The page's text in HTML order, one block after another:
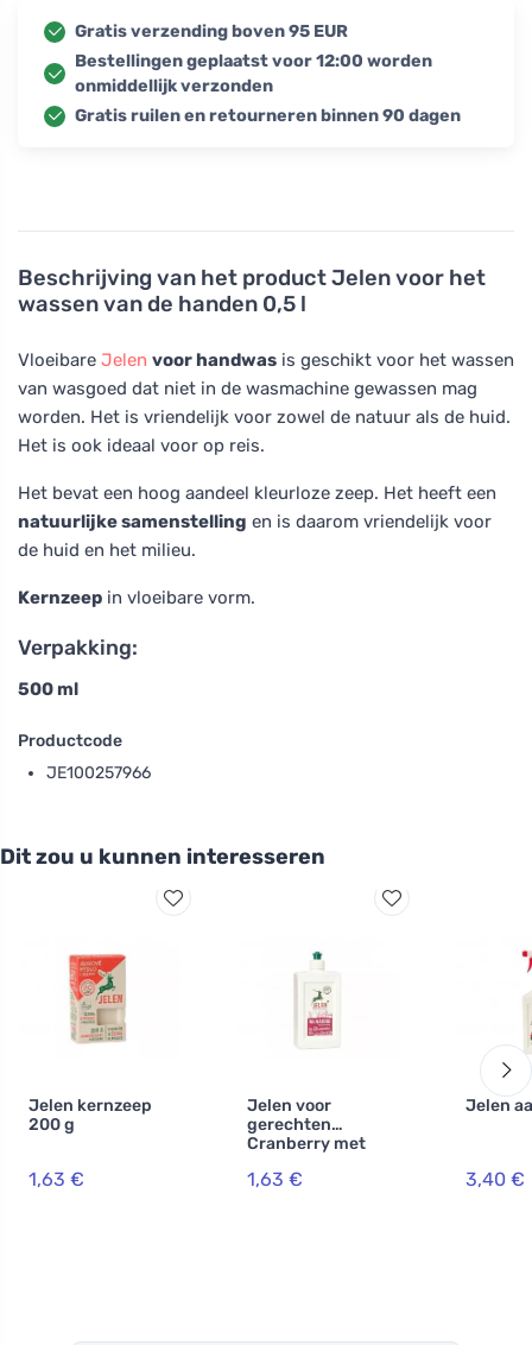
Beschrijving van het productJelen voor het
wassen van de handen 0,5 l
Vloeibare Jelen voor handwas is geschikt voor het wassen
van wasgoed dat niet in de wasmachine gewassen mag
worden. Het is vriendelijk voor zowel de natuur als de huid.
Het is ook ideaal voor op reis.
Het bevat een hoog aandeel kleurloze zeep. Het heeft een
natuurlijke samenstelling en is daarom vriendelijk voor
de huid en het milieu.
Kernzeep in vloeibare vorm.
Verpakking:
500 ml
Productcode
JE100257966
Gratis verzending boven 95 EUR
Bestellingen geplaatst voor 12:00 worden
onmiddellijk verzonden
Gratis ruilen en retourneren binnen 90 dagen
Dit zou u kunnen interesseren
Jelen kernzeep
200 g
1,63 €
Jelen voor
gerechten
Cranberry met
1,63 €
Jelen
3,40 €